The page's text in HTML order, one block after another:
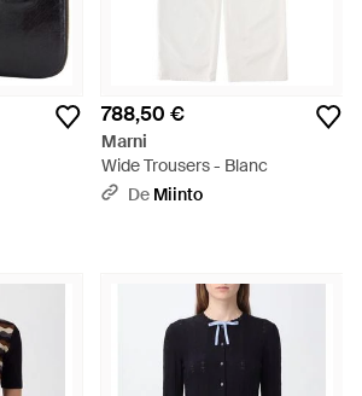
788,50 €
Marni
Wide Trousers - Blanc
De Miinto